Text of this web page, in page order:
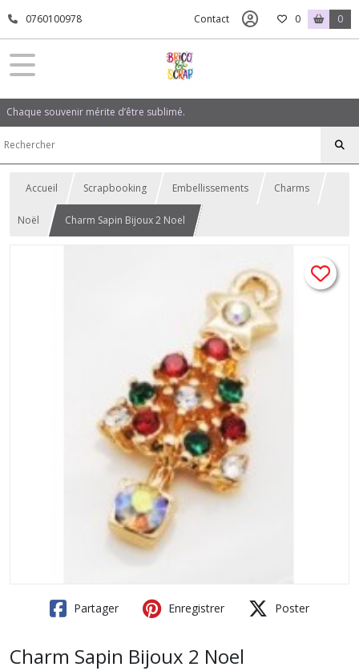
0760100978 Contact 0 0
Chaque souvenir mérite d’être sublimé.
Accueil Scrapbooking Embellissements Charms
Noël Charm Sapin Bijoux 2 Noel
Partager Enregistrer Poster
Charm Sapin Bijoux 2 Noel